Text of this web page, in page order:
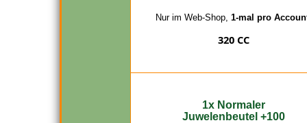
Nur im Web-Shop, 1-mal pro
320 CC
1x Normaler
Juwelenbeutel +100